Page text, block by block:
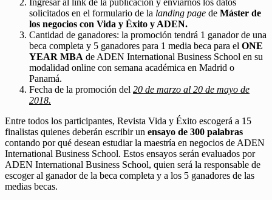
Ingresar al link de la publicación y enviarnos los datos
solicitados en el formulario de la landing page de Máster de
los negocios con Vida y Éxito y ADEN.
Cantidad de ganadores: la promoción tendrá 1 ganador de una
beca completa y 5 ganadores para 1 media beca para el ONE
YEAR MBA de ADEN International Business School en su
modalidad online con semana académica en Madrid o
Panamá.
Fecha de la promoción del 20 de marzo al 20 de mayo de
2018.
Entre todos los participantes, Revista Vida y Éxito escogerá a 15
finalistas quienes deberán escribir un ensayo de 300 palabras
contando por qué desean estudiar la maestría en negocios de ADEN
International Business School. Estos ensayos serán evaluados por
ADEN International Business School, quien será la responsable de
escoger al ganador de la beca completa y a los 5 ganadores de las
medias becas.